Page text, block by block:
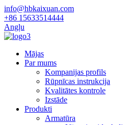
info@hbkaixuan.com
+86 15633514444
Angļu
Mājas
Par mums
Kompanijas profils
Rūpnīcas instrukcija
Kvalitātes kontrole
Izstāde
Produkti
Armatūra